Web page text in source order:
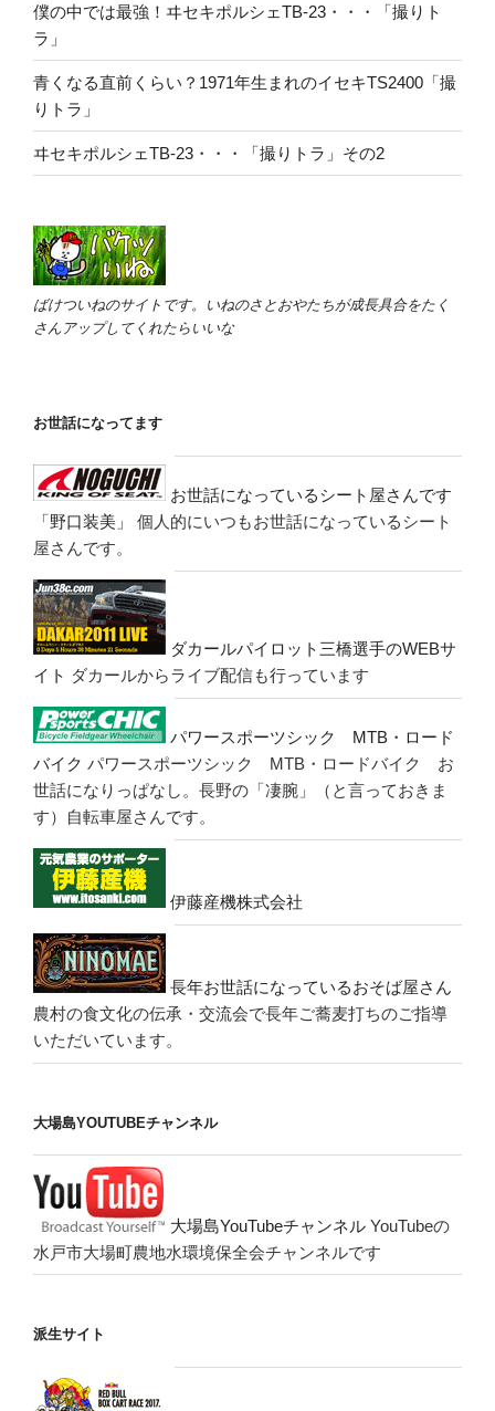
僕の中では最強！ヰセキポルシェTB-23・・・「撮りト
ラ」
青くなる直前くらい？1971年生まれのイセキTS2400「撮
りトラ」
ヰセキポルシェTB-23・・・「撮りトラ」その2
ばけついねのサイトです。いねのさとおやたちが成長具合をたく
さんアップしてくれたらいいな
お世話になってます
お世話になっているシート屋さんです
「野口装美」
個人的にいつもお世話になっているシート
屋さんです。
ダカールパイロット三橋選手のWEBサ
イト ダカールからライブ配信も行っています
パワースポーツシック MTB・ロード
バイク パワースポーツシック MTB・ロードバイク お
世話になりっぱなし。長野の「凄腕」（と言っておきま
す）自転車屋さんです。
伊藤産機株式会社
長年お世話になっているおそば屋さん
農村の食文化の伝承・交流会で長年ご蕎麦打ちのご指導
いただいています。
大場島YOUTUBEチャンネル
大場島YouTubeチャンネル YouTubeの
水戸市大場町農地水環境保全会チャンネルです
派生サイト